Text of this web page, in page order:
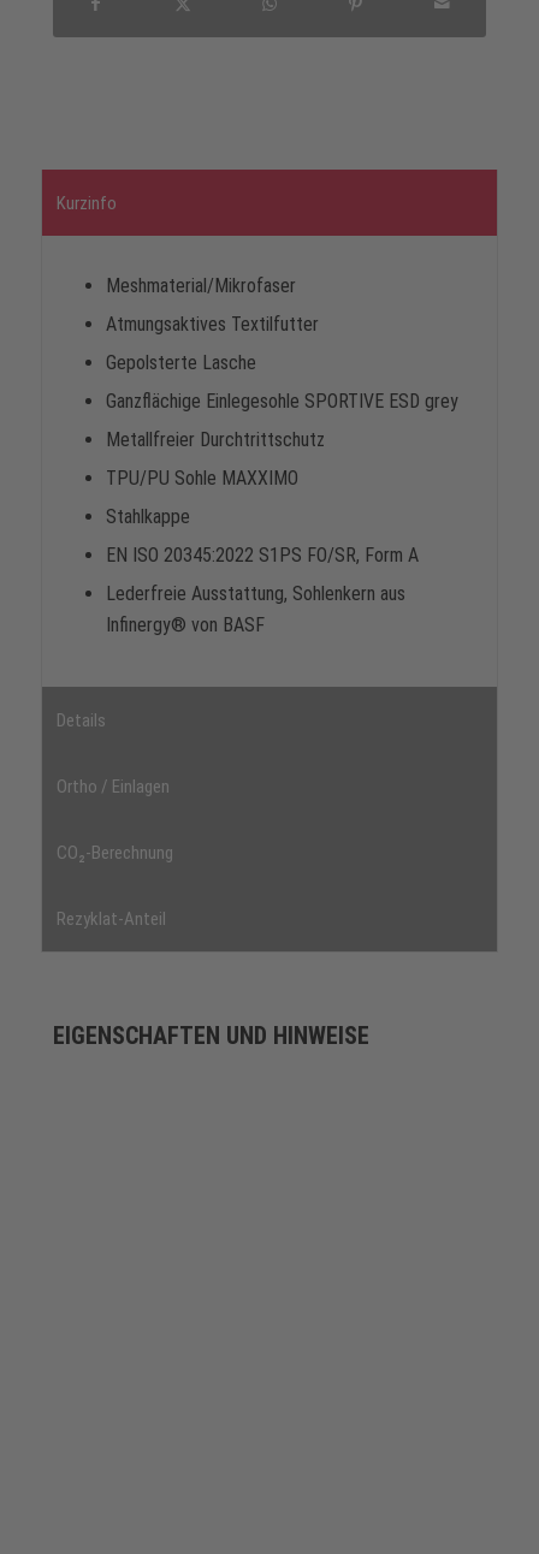
Kurzinfo
Meshmaterial/Mikrofaser
Atmungsaktives Textilfutter
Gepolsterte Lasche
Ganzflächige Einlegesohle SPORTIVE ESD grey
Metallfreier Durchtrittschutz
TPU/PU Sohle MAXXIMO
Stahlkappe
EN ISO 20345:2022 S1PS FO/SR, Form A
Lederfreie Ausstattung, Sohlenkern aus
Infinergy® von BASF
Details
Ortho / Einlagen
CO₂-Berechnung
Rezyklat-Anteil
EIGENSCHAFTEN UND HINWEISE